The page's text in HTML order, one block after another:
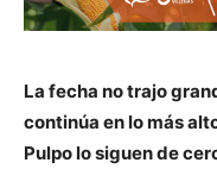
La fecha no trajo
continúa en lo más
Pulpo lo siguen de